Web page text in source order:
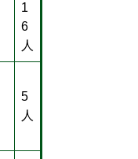
1
6
人
5
人